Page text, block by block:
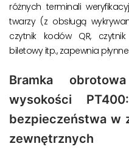
różnych terminali
twarzy (z obsługą
czytnik kodów QR,
biletowy itp., zapewnia
Bramka
wysokości
bezpieczeństwa w
zewnętrznych